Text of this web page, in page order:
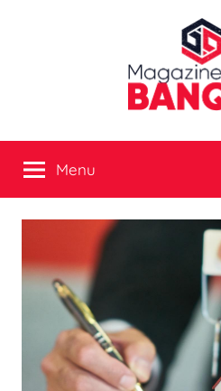
Magazine
de
la
banque
tout
Menu